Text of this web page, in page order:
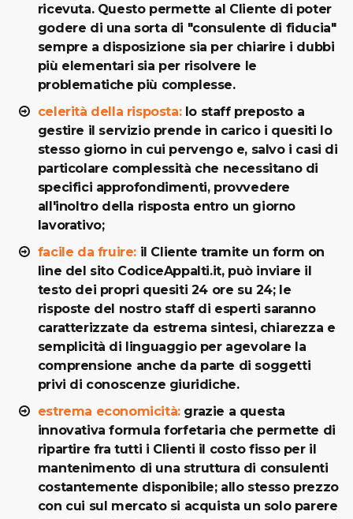
ricevuta. Questo permette al Cliente di poter
godere di una sorta di "consulente di fiducia"
sempre a disposizione sia per chiarire i dubbi
più elementari sia per risolvere le
problematiche più complesse.
celerità della risposta:lo staff preposto a
gestire il servizio prende in carico i quesiti lo
stesso giorno in cui pervengo e, salvo i casi di
particolare complessità che necessitano di
specifici approfondimenti, provvedere
all'inoltro della risposta entro un giorno
lavorativo;
facile da fruire:il Cliente tramite un form on
line del sito CodiceAppalti.it, può inviare il
testo dei propri quesiti 24 ore su 24; le
risposte del nostro staff di esperti saranno
caratterizzate da estrema sintesi, chiarezza e
semplicità di linguaggio per agevolare la
comprensione anche da parte di soggetti
privi di conoscenze giuridiche.
estrema economicità:grazie a questa
innovativa formula forfetaria che permette di
ripartire fra tutti i Clienti il costo fisso per il
mantenimento di una struttura di consulenti
costantemente disponibile; allo stesso prezzo
con cui sul mercato si acquista un solo parere